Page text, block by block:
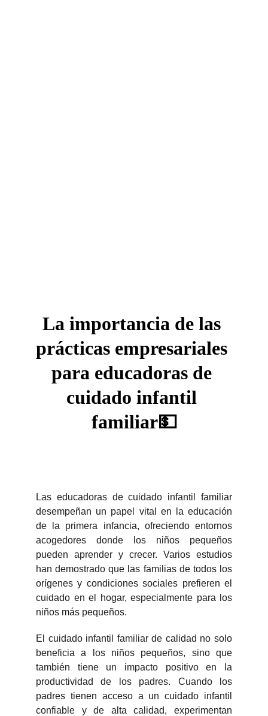
La importancia de las
prácticas empresariales
para educadoras de
cuidado infantil
familiar💵
Las educadoras de cuidado infantil familiar
desempeñan un papel vital en la educación
de la primera infancia, ofreciendo entornos
acogedores donde los niños pequeños
pueden aprender y crecer. Varios estudios
han demostrado que las familias de todos los
orígenes y condiciones sociales prefieren el
cuidado en el hogar, especialmente para los
niños más pequeños.
El cuidado infantil familiar de calidad no solo
beneficia a los niños pequeños, sino que
también tiene un impacto positivo en la
productividad de los padres. Cuando los
padres tienen acceso a un cuidado infantil
confiable y de alta calidad, experimentan